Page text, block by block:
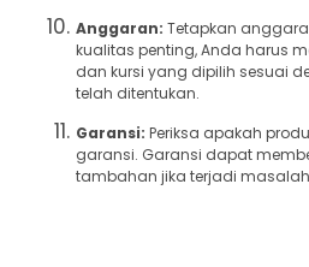
Anggaran: Tetapkan
kualitas penting, Anda harus
dan kursi yang dipilih sesuai
telah ditentukan.
Garansi: Periksa apakah
garansi. Garansi dapat
tambahan jika terjadi